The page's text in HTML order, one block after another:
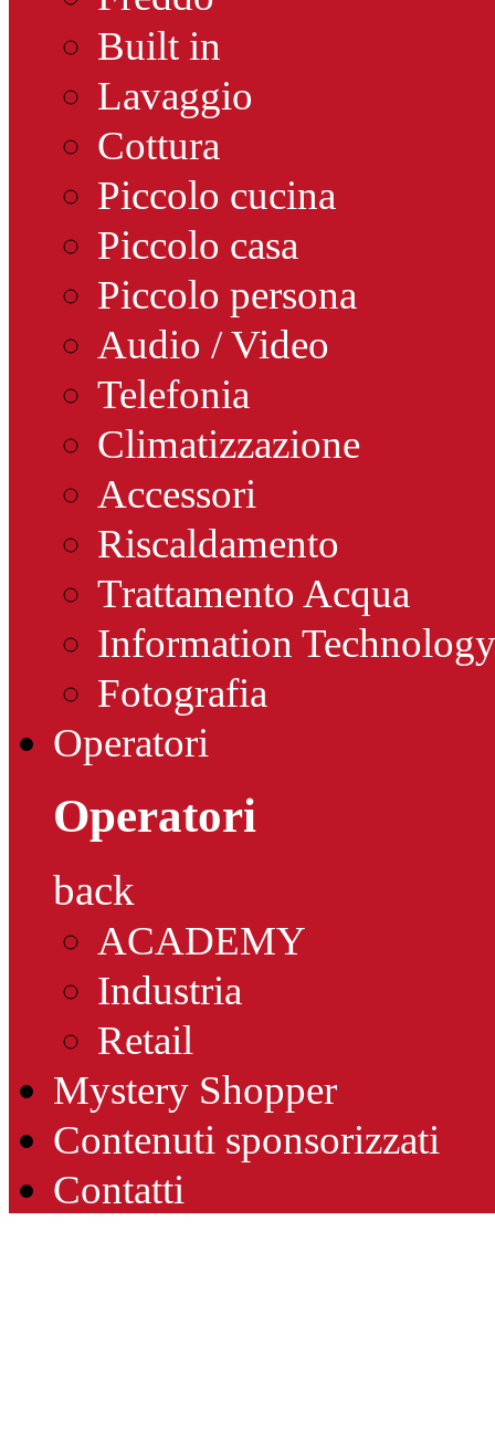
Built in
Lavaggio
Cottura
Piccolo cucina
Piccolo casa
Piccolo persona
Audio / Video
Telefonia
Climatizzazione
Accessori
Riscaldamento
Trattamento Acqua
Information Technology
Fotografia
Operatori
Operatori
back
ACADEMY
Industria
Retail
Mystery Shopper
Contenuti sponsorizzati
Contatti